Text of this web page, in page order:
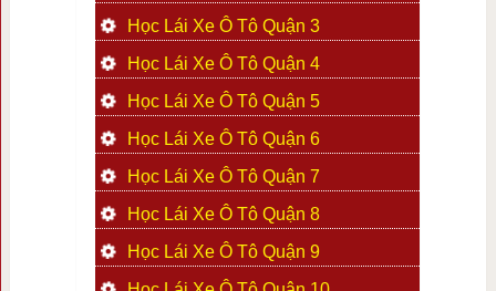
Học Lái Xe Ô Tô Quận 3
Học Lái Xe Ô Tô Quận 4
Học Lái Xe Ô Tô Quận 5
Học Lái Xe Ô Tô Quận 6
Học Lái Xe Ô Tô Quận 7
Học Lái Xe Ô Tô Quận 8
Học Lái Xe Ô Tô Quận 9